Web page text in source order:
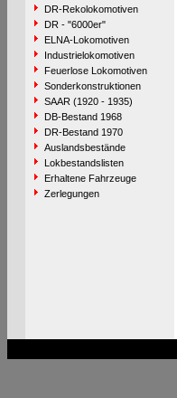
DR-Rekolokomotiven
DR - "6000er"
ELNA-Lokomotiven
Industrielokomotiven
Feuerlose Lokomotiven
Sonderkonstruktionen
SAAR (1920 - 1935)
DB-Bestand 1968
DR-Bestand 1970
Auslandsbestände
Lokbestandslisten
Erhaltene Fahrzeuge
Zerlegungen